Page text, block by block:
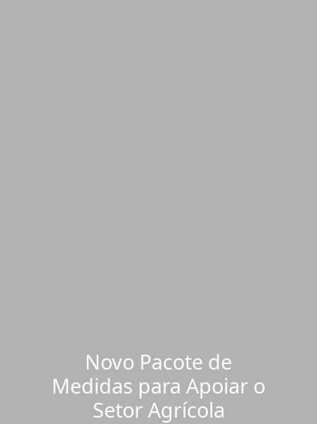
Novo Pacote de
Medidas para Apoiar o
Setor Agrícola